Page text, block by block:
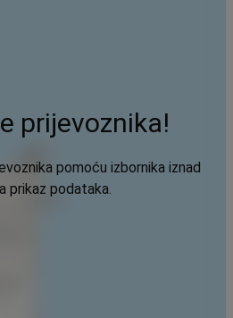
prijevoznika!
pomoću izbornika iznad
prikaz podataka.